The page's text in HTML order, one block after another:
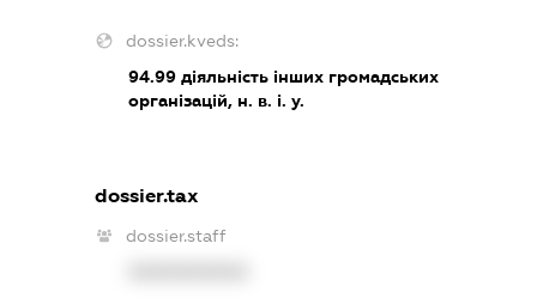
dossier.kveds:
94.99 діяльність інших громадських
організацій, н. в. і. у.
dossier.tax
dossier.staff